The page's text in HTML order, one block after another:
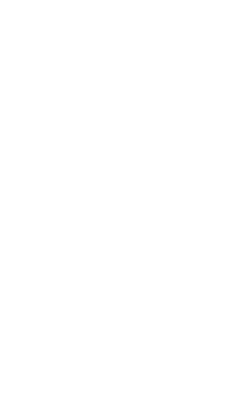
einem Noen Badegebiet am